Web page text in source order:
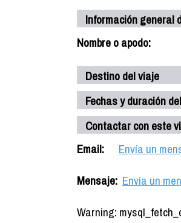
Información general
Nombre o apodo:
Destino del viaje
Fechas y duración
Contactar con este
Email:
Envía un
Mensaje: Envía un
Warning: